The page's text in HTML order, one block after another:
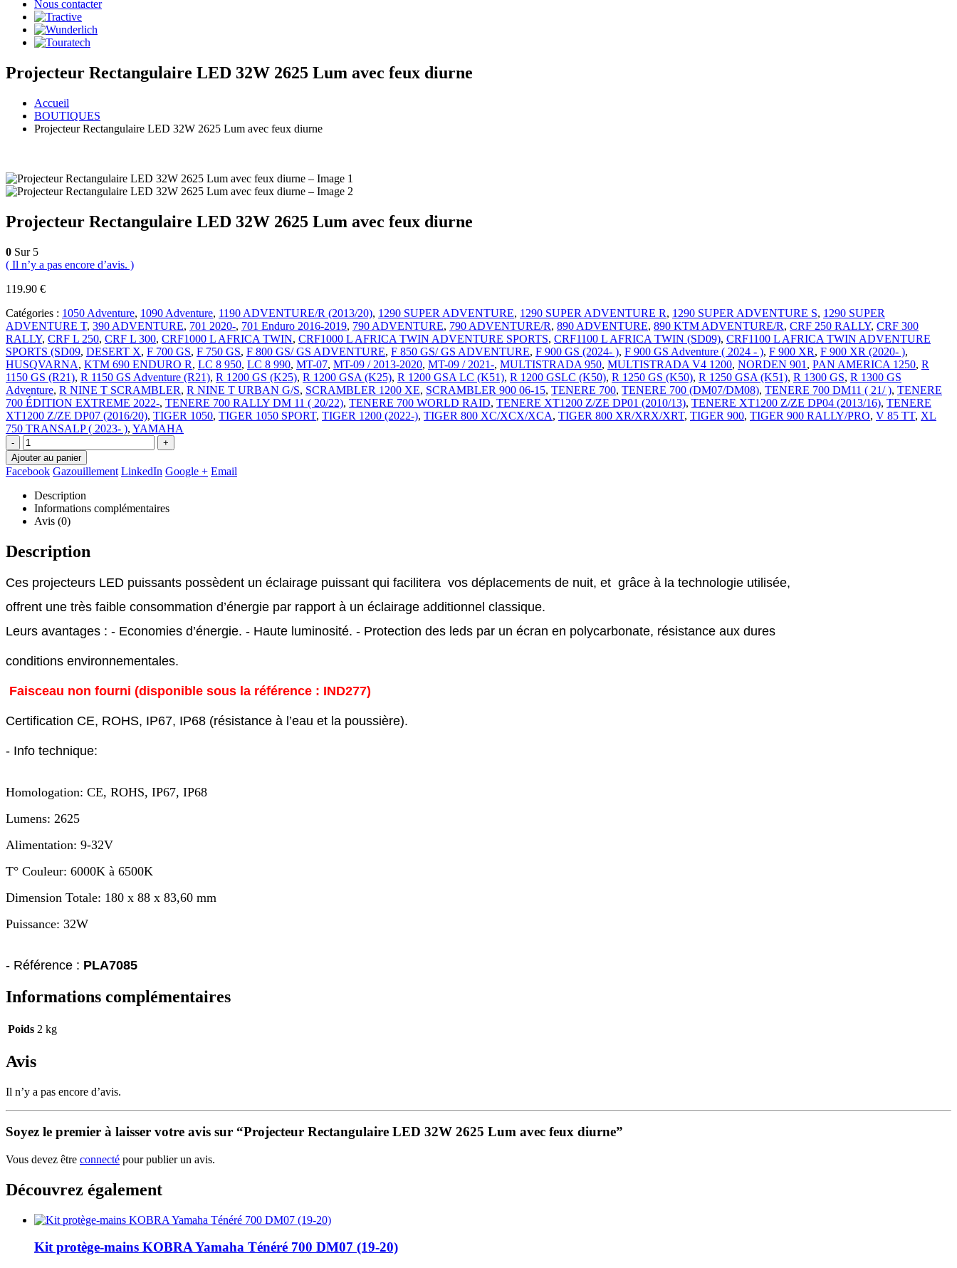
Nous contacter
Projecteur Rectangulaire LED 32W 2625 Lum avec feux diurne
Accueil
BOUTIQUES
Projecteur Rectangulaire LED 32W 2625 Lum avec feux diurne
Projecteur Rectangulaire LED 32W 2625 Lum avec feux diurne
0 Sur 5
( Il n’y a pas encore d’avis. )
119.90 €
Catégories : 1050 Adventure, 1090 Adventure, 1190 ADVENTURE/R (2013/20), 1290 SUPER ADVENTURE, 1290 SUPER ADVENTURE R, 1290 SUPER ADVENTURE S, 1290 SUPER
ADVENTURE T, 390 ADVENTURE, 701 2020-, 701 Enduro 2016-2019, 790 ADVENTURE, 790 ADVENTURE/R, 890 ADVENTURE, 890 KTM ADVENTURE/R, CRF 250 RALLY, CRF 300
RALLY, CRF L 250, CRF L 300, CRF1000 L AFRICA TWIN, CRF1000 L AFRICA TWIN ADVENTURE SPORTS, CRF1100 L AFRICA TWIN (SD09), CRF1100 L AFRICA TWIN ADVENTURE
SPORTS (SD09, DESERT X, F 700 GS, F 750 GS, F 800 GS/ GS ADVENTURE, F 850 GS/ GS ADVENTURE, F 900 GS (2024- ), F 900 GS Adventure ( 2024 - ), F 900 XR, F 900 XR (2020- ),
HUSQVARNA, KTM 690 ENDURO R, LC 8 950, LC 8 990, MT-07, MT-09 / 2013-2020, MT-09 / 2021-, MULTISTRADA 950, MULTISTRADA V4 1200, NORDEN 901 , PAN AMERICA 1250, R
1150 GS (R21), R 1150 GS Adventure (R21), R 1200 GS (K25), R 1200 GSA (K25), R 1200 GSA LC (K51), R 1200 GSLC (K50), R 1250 GS (K50), R 1250 GSA (K51), R 1300 GS, R 1300 GS
Adventure, R NINE T SCRAMBLER, R NINE T URBAN G/S, SCRAMBLER 1200 XE, SCRAMBLER 900 06-15, TENERE 700, TENERE 700 (DM07/DM08), TENERE 700 DM11 ( 21/ ), TENERE
700 ÉDITION EXTREME 2022-, TENERE 700 RALLY DM 11 ( 20/22), TENERE 700 WORLD RAID, TENERE XT1200 Z/ZE DP01 (2010/13), TENERE XT1200 Z/ZE DP04 (2013/16), TENERE
XT1200 Z/ZE DP07 (2016/20), TIGER 1050, TIGER 1050 SPORT, TIGER 1200 (2022-), TIGER 800 XC/XCX/XCA, TIGER 800 XR/XRX/XRT, TIGER 900, TIGER 900 RALLY/PRO, V 85 TT, XL
750 TRANSALP ( 2023- ), YAMAHA
-
+
Ajouter au panier
Facebook Gazouillement LinkedIn Google + Email
Description
Informations complémentaires
Avis (0)
Description
offrent une très faible consommation d’énergie par rapport à un éclairage additionnel classique.
Leurs avantages : - Economies d’énergie. - Haute luminosité. - Protection des leds par un écran en polycarbonate, résistance aux dures
conditions environnementales.
Faisceau non fourni (disponible sous la référence : IND277)
Certification CE, ROHS, IP67, IP68 (résistance à l’eau et la poussière).
- Info technique:
Homologation: CE, ROHS, IP67, IP68
Lumens: 2625
Alimentation: 9-32V
T° Couleur: 6000K à 6500K
Dimension Totale: 180 x 88 x 83,60 mm
Puissance: 32W
- Référence : PLA7085
Informations complémentaires
Poids 2 kg
Avis
Il n’y a pas encore d’avis.
Soyez le premier à laisser votre avis sur “Projecteur Rectangulaire LED 32W 2625 Lum avec feux diurne”
Vous devez être connecté pour publier un avis.
Découvrez également
Kit protège-mains KOBRA Yamaha Ténéré 700 DM07 (19-20)